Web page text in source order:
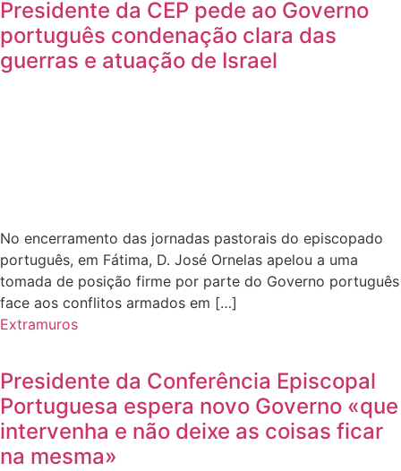
Presidente da CEP pede ao Governo
português condenação clara das
guerras e atuação de Israel
No encerramento das jornadas pastorais do episcopado
português, em Fátima, D. José Ornelas apelou a uma
tomada de posição firme por parte do Governo português
face aos conflitos armados em […]
Extramuros
Presidente da Conferência Episcopal
Portuguesa espera novo Governo «que
intervenha e não deixe as coisas ficar
na mesma»